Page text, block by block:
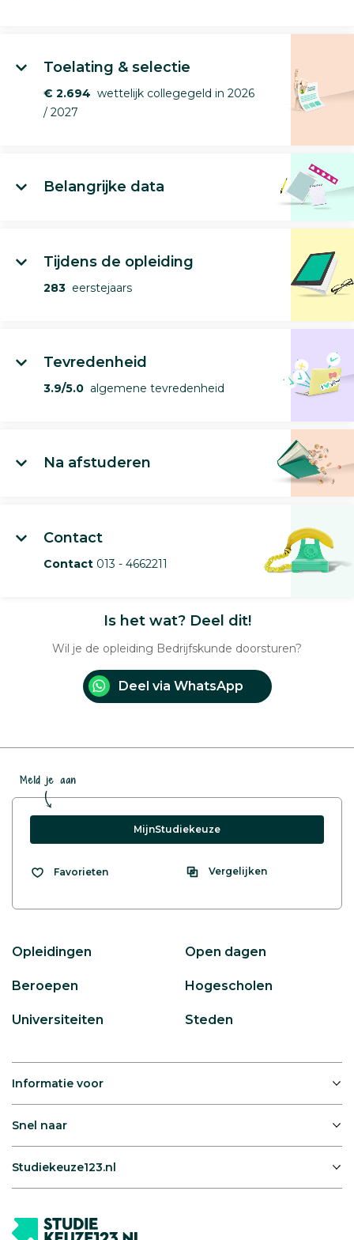
Toelating & selectie
€ 2.694 wettelijk collegegeld in 2026
/ 2027
Belangrijke data
Tijdens de opleiding
283 eerstejaars
Tevredenheid
3.9/5.0 algemene tevredenheid
Na afstuderen
Contact
Contact 013 - 4662211
Is het wat? Deel dit!
Wil je de opleiding Bedrijfskunde doorsturen?
Deel via WhatsApp
Meld je aan
MijnStudiekeuze
Favorieten Vergelijken
Opleidingen Open dagen
Beroepen Hogescholen
Universiteiten Steden
Informatie voor
Snel naar
Studiekeuze123.nl